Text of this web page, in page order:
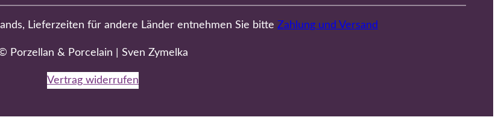
Lieferzeiten für andere Länder entnehmen Sie bitte Zahlung und Versand
Porzellan & Porcelain | Sven Zymelka
Vertrag widerrufen